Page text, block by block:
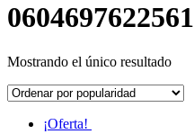
0604697622561
Mostrando el único resultado
¡Oferta!